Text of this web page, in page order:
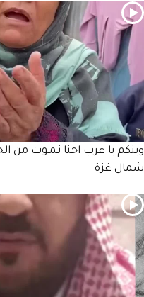
وينكم يا عرب احنا نـمـوت من
شمال غزة